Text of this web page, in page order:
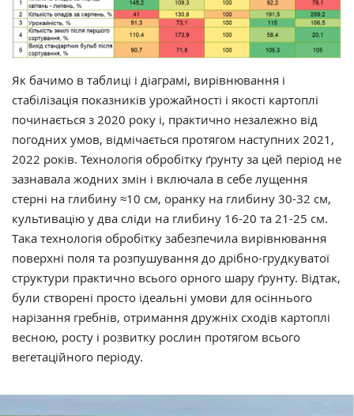
Як бачимо в таблиці і діаграмі, вирівнювання і
стабілізація показників урожайності і якості картоплі
починається з 2020 року і, практично незалежно від
погодних умов, відмічається протягом наступних 2021,
2022 років. Технологія обробітку ґрунту за цей період не
зазнавала жодних змін і включала в себе лущення
стерні на глибину ≈10 см, оранку на глибину 30-32 см,
культивацію у два сліди на глибину 16-20 та 21-25 см.
Така технологія обробітку забезпечила вирівнювання
поверхні поля та розпушування до дрібно-грудкуватої
структури практично всього орного шару ґрунту. Відтак,
були створені просто ідеальні умови для осіннього
нарізання гребнів, отримання дружніх сходів картоплі
весною, росту і розвитку рослин протягом всього
вегетаційного періоду.